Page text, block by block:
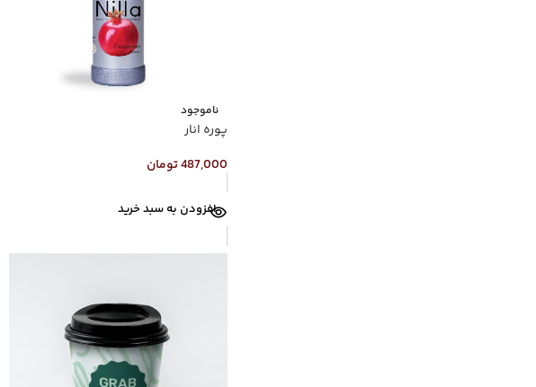
ناموجود
پوره انار
487,000تومان
افزودن به سبد خرید